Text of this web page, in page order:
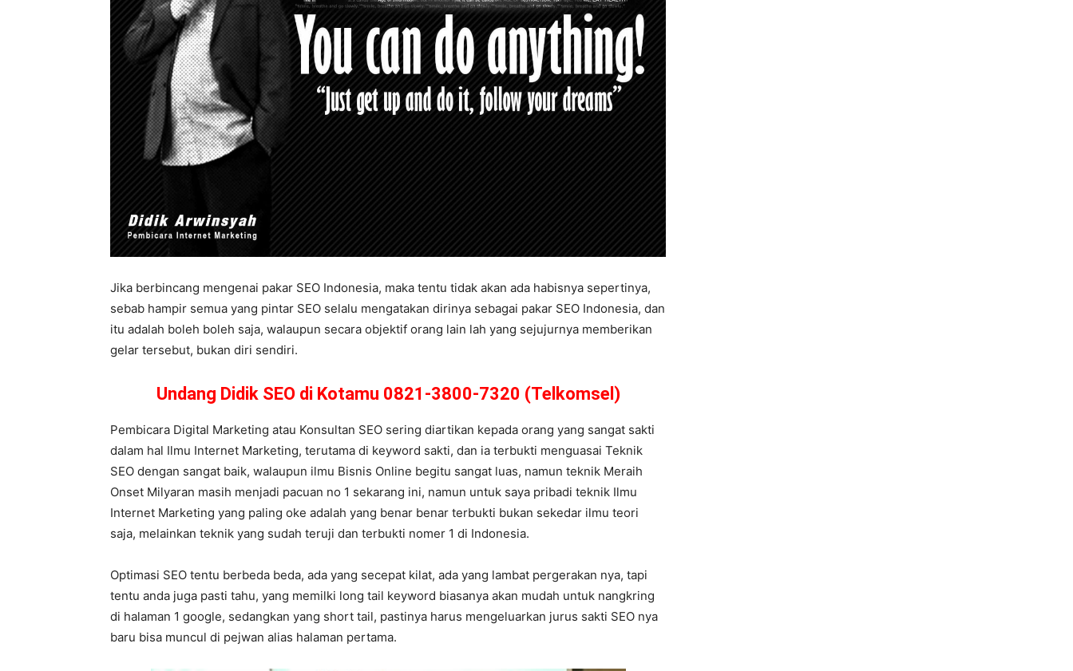
Jika berbincang mengenai pakar SEO Indonesia, maka tentu tidak akan ada habisnya sepertinya,
sebab hampir semua yang pintar SEO selalu mengatakan dirinya sebagai pakar SEO Indonesia, dan
itu adalah boleh boleh saja, walaupun secara objektif orang lain lah yang sejujurnya memberikan
gelar tersebut, bukan diri sendiri.
Undang Didik SEO di Kotamu 0821-3800-7320 (Telkomsel)
Pembicara Digital Marketing atau Konsultan SEO sering diartikan kepada orang yang sangat sakti
dalam hal Ilmu Internet Marketing, terutama di keyword sakti, dan ia terbukti menguasai Teknik
SEO dengan sangat baik, walaupun ilmu Bisnis Online begitu sangat luas, namun teknik Meraih
Onset Milyaran masih menjadi pacuan no 1 sekarang ini, namun untuk saya pribadi teknik Ilmu
Internet Marketing yang paling oke adalah yang benar benar terbukti bukan sekedar ilmu teori
saja, melainkan teknik yang sudah teruji dan terbukti nomer 1 di Indonesia.
Optimasi SEO tentu berbeda beda, ada yang secepat kilat, ada yang lambat pergerakan nya, tapi
tentu anda juga pasti tahu, yang memilki long tail keyword biasanya akan mudah untuk nangkring
di halaman 1 google, sedangkan yang short tail, pastinya harus mengeluarkan jurus sakti SEO nya
baru bisa muncul di pejwan alias halaman pertama.